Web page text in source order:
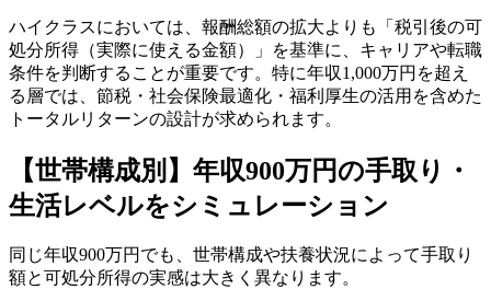
ハイクラスにおいては、報酬総額の拡大よりも「税引後の可
処分所得（実際に使える金額）」を基準に、キャリアや転職
条件を判断することが重要です。特に年収1,000万円を超え
る層では、節税・社会保険最適化・福利厚生の活用を含めた
トータルリターンの設計が求められます。
【世帯構成別】年収900万円の手取り・
生活レベルをシミュレーション
同じ年収900万円でも、世帯構成や扶養状況によって手取り
額と可処分所得の実感は大きく異なります。